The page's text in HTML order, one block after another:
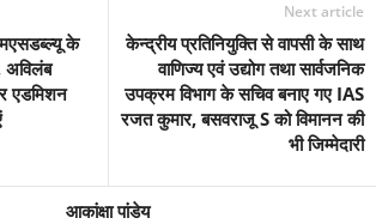
के
अविलंब
एडमिशन
Next article
केन्द्रीय प्रतिनियुक्ति से वापसी के साथ
वाणिज्य एवं उद्योग तथा सार्वजनिक
उपक्रम विभाग के सचिव बनाए गए IAS
रजत कुमार, बसवराजू S को विमानन की
भी जिम्मेदारी
आकांक्षा पांडेय